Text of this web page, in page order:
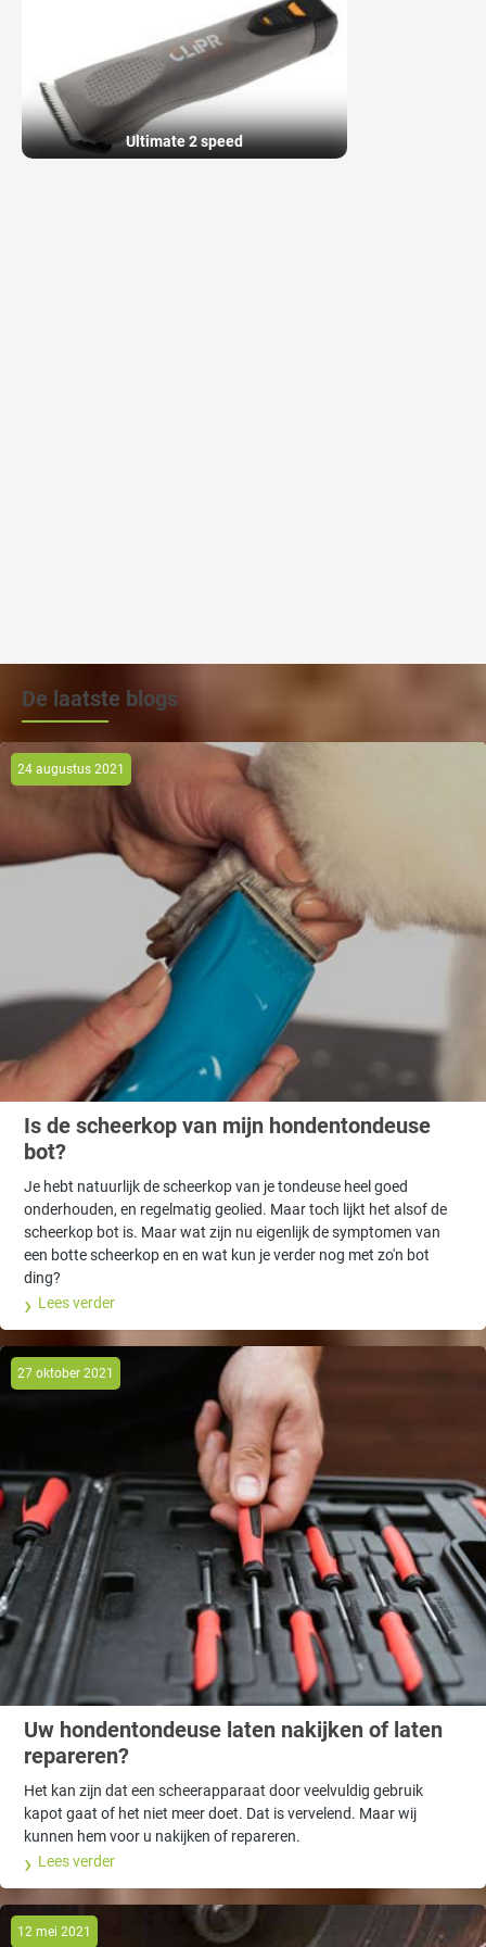
Ultimate 2 speed
De laatste blogs
24 augustus 2021
Is de scheerkop van mijn hondentondeuse
bot?
Je hebt natuurlijk de scheerkop van je tondeuse heel goed
onderhouden, en regelmatig geolied. Maar toch lijkt het alsof de
scheerkop bot is. Maar wat zijn nu eigenlijk de symptomen van
een botte scheerkop en en wat kun je verder nog met zo'n bot
ding?
Lees verder
27 oktober 2021
Uw hondentondeuse laten nakijken of laten
repareren?
Het kan zijn dat een scheerapparaat door veelvuldig gebruik
kapot gaat of het niet meer doet. Dat is vervelend. Maar wij
kunnen hem voor u nakijken of repareren.
Lees verder
12 mei 2021